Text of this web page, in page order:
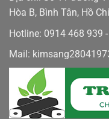
Hòa B, Bình Tân, Hồ
Hotline: 0914 468 939
Mail: